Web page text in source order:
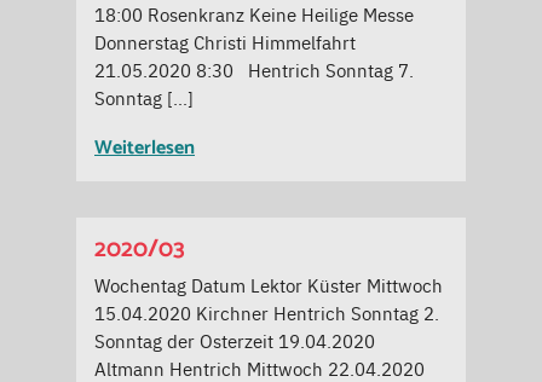
18:00 Rosenkranz Keine Heilige Messe
Donnerstag Christi Himmelfahrt
21.05.2020 8:30 Hentrich Sonntag 7.
Sonntag […]
Weiterlesen
2020/03
Wochentag Datum Lektor Küster Mittwoch
15.04.2020 Kirchner Hentrich Sonntag 2.
Sonntag der Osterzeit 19.04.2020
Altmann Hentrich Mittwoch 22.04.2020